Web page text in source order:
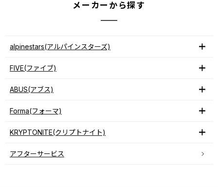
メーカーから探す
alpinestars(アルパインスターズ)
FIVE(ファイブ)
ABUS(アブス)
Forma(フォーマ)
KRYPTONITE(クリプトナイト)
アフターサービス